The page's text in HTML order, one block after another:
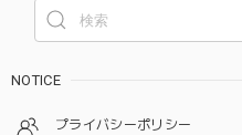
NOTICE
プライバシーポリシー